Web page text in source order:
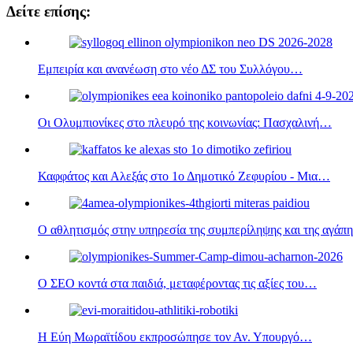
Δείτε επίσης:
Εμπειρία και ανανέωση στο νέο ΔΣ του Συλλόγου…
Οι Ολυμπιονίκες στο πλευρό της κοινωνίας: Πασχαλινή…
Καφφάτος και Αλεξάς στο 1ο Δημοτικό Ζεφυρίου - Μια…
Ο αθλητισμός στην υπηρεσία της συμπερίληψης και της
Ο ΣEO κοντά στα παιδιά, μεταφέροντας τις αξίες του…
Η Εύη Μωραϊτίδου εκπροσώπησε τον Αν. Υπουργό…